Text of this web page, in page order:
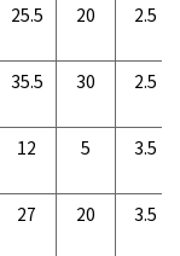
25.5 20 2.5
35.5 30 2.5
12 5 3.5
27 20 3.5